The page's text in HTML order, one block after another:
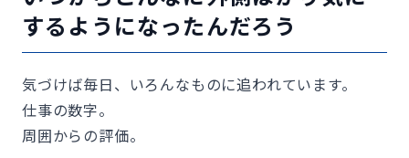
するようになったんだろう
気づけば毎日、いろんなものに追われています。
仕事の数字。
周囲からの評価。